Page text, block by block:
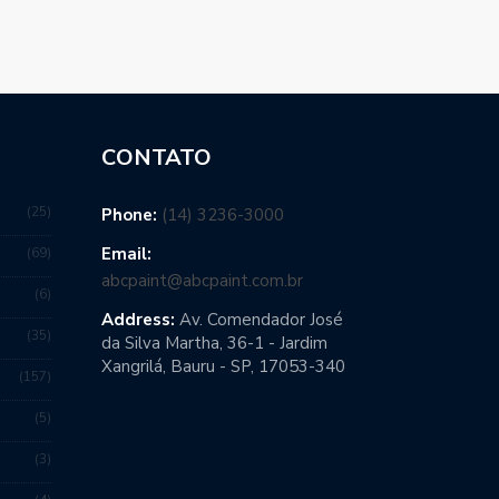
25
69
6
35
157
5
3
CONTATO
Phone: (14) 3236-3000
Email:
abcpaint@abcpaint.com.br
Address: Av. Comendador José
da Silva Martha, 36-1 - Jardim
Xangrilá, Bauru - SP, 17053-340